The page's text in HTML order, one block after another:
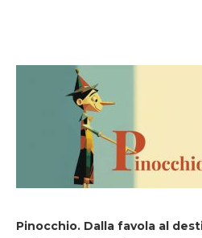
Pinocchio. Dalla favola al